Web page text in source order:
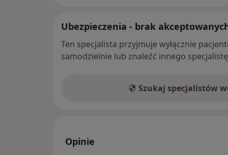
Ubezpieczenia - brak
Ten specjalista przyjmuje wyłącznie
samodzielnie lub znaleźć innego
Szukaj specjalistów
Opinie